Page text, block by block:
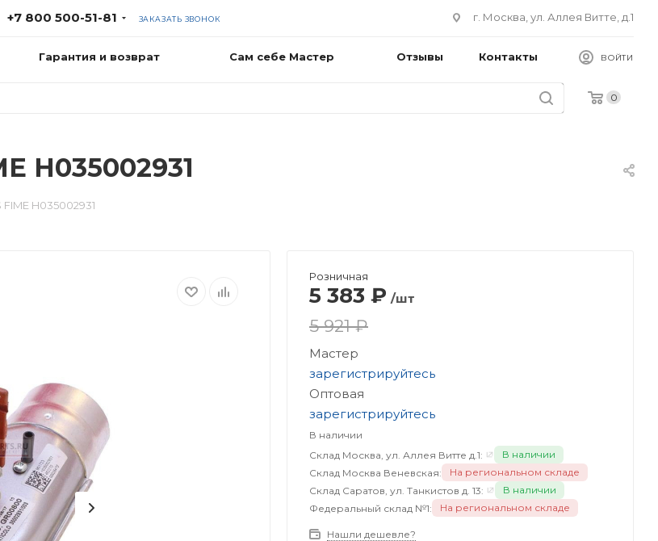
+7 800 500-51-81 ЗАКАЗАТЬ ЗВОНОК г. Москва, ул. Аллея Витте, д.1
Гарантия и возврат Сам себе Мастер Отзывы Контакты ВОЙТИ
0
H035002931
H035002931
Розничная
5 383 ₽ /шт
5 921 ₽
Мастер
зарегистрируйтесь
Оптовая
зарегистрируйтесь
В наличии
Склад Москва, ул. Аллея Витте д.1:
В наличии
Склад Москва Веневская:
На региональном складе
Склад Саратов, ул. Танкистов д. 13:
В наличии
Федеральный склад №1:
На региональном складе
Нашли дешевле?